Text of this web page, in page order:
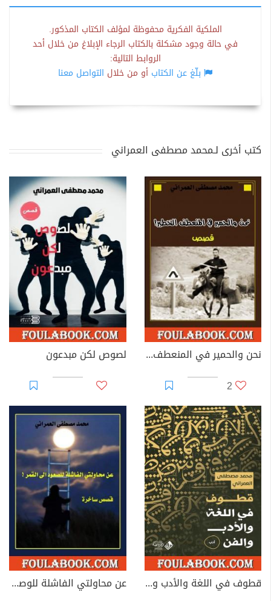
الملكية الفكرية محفوظة لمؤلف الكتاب المذكور.
في حالة وجود مشكلة بالكتاب الرجاء الإبلاغ من خلال أحد
الروابط التالية:
بلّغ عن الكتاب أو من خلال التواصل معنا
كتب أخرى لـمحمد مصطفى العمراني
نحن والحمير في المنعطف الخطير !
2
لصوص لكن مبدعون
قطوف في اللغة والأدب والفن
عن محاولتي الفاشلة للوصول إلى القمر !